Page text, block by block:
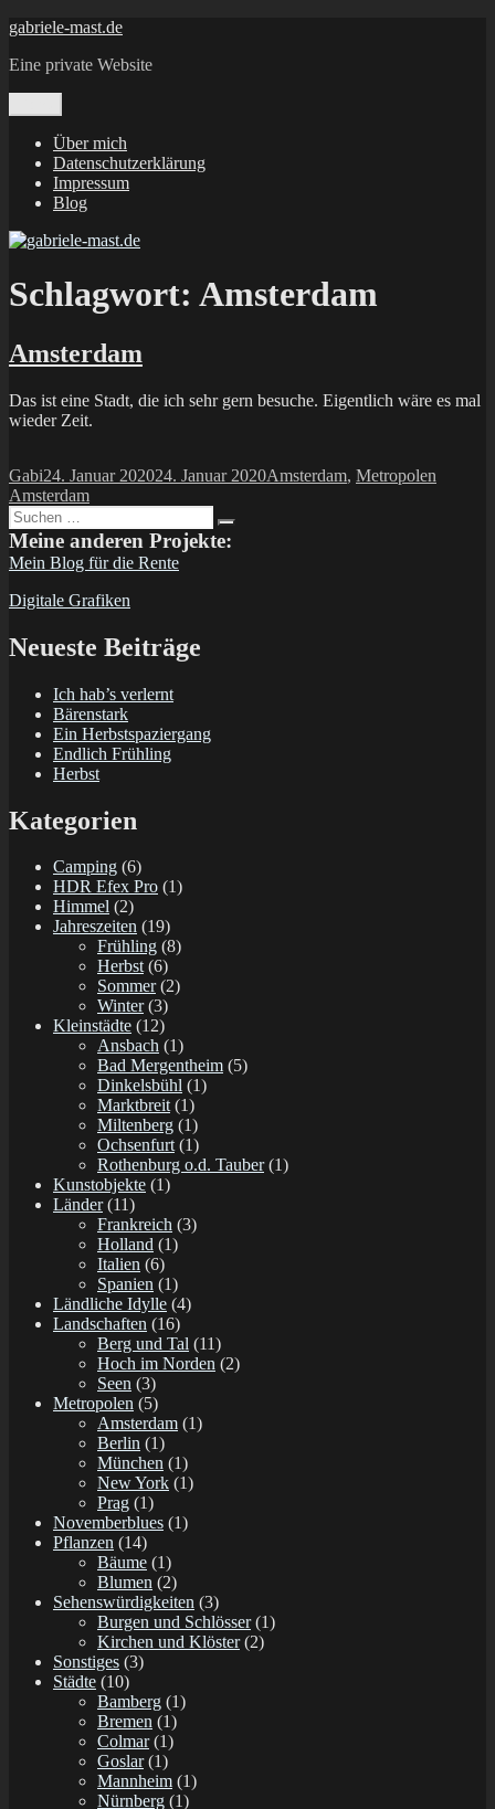
Zum
springen
gabriele-mast.de
Eine private Website
Über mich
Datenschutzerklärung
Impressum
Blog
Schlagwort: Amsterdam
Amsterdam
Das ist eine Stadt, die ich sehr gern besuche. Eigentlich wäre es mal
wieder Zeit.
Autor
GabiVeröffentlicht
am
24. Januar 202024. Januar 2020Kategorien
Amsterdam, Metropolen
Amsterdam
Suchen
nach:
Meine anderen Projekte:
Mein Blog für die Rente
Digitale Grafiken
Neueste Beiträge
Ich hab’s verlernt
Bärenstark
Ein Herbstspaziergang
Endlich Frühling
Herbst
Kategorien
Camping (6)
HDR Efex Pro (1)
Himmel (2)
Jahreszeiten (19)
Frühling (8)
Herbst(6)
Sommer(2)
Winter(3)
Kleinstädte (12)
Ansbach (1)
Bad Mergentheim (5)
Dinkelsbühl (1)
Marktbreit(1)
Miltenberg (1)
Ochsenfurt(1)
Rothenburg o.d. Tauber(1)
Kunstobjekte (1)
Länder(11)
Frankreich (3)
Holland (1)
Italien (6)
Spanien (1)
Ländliche Idylle (4)
Landschaften (16)
Berg und Tal (11)
Hoch im Norden (2)
Seen (3)
Metropolen (5)
Amsterdam (1)
Berlin (1)
München (1)
New York (1)
Prag (1)
Novemberblues (1)
Pflanzen (14)
Bäume (1)
Blumen (2)
Sehenswürdigkeiten (3)
Burgen und Schlösser(1)
Kirchen und Klöster(2)
Sonstiges (3)
Städte (10)
Bamberg (1)
Bremen (1)
Colmar(1)
Goslar(1)
Mannheim (1)
Nürnberg (1)